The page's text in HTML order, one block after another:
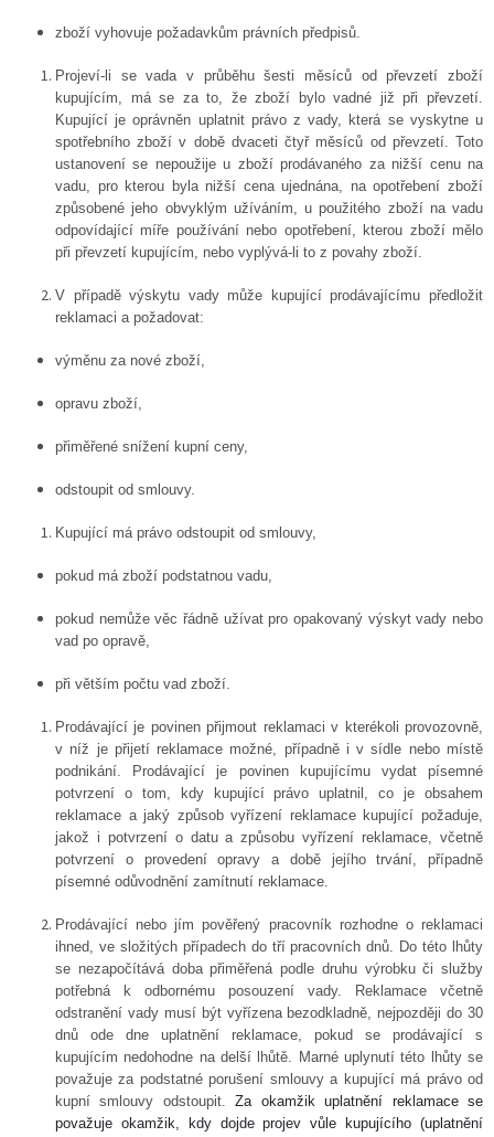
zboží vyhovuje požadavkům právních předpisů.
Projeví-li se vada v průběhu šesti měsíců od převzetí zboží
kupujícím, má se za to, že zboží bylo vadné již při převzetí.
Kupující je oprávněn uplatnit právo z vady, která se vyskytne u
spotřebního zboží v době dvaceti čtyř měsíců od převzetí. Toto
ustanovení se nepoužije u zboží prodávaného za nižší cenu na
vadu, pro kterou byla nižší cena ujednána, na opotřebení zboží
způsobené jeho obvyklým užíváním, u použitého zboží na vadu
odpovídající míře používání nebo opotřebení, kterou zboží mělo
při převzetí kupujícím, nebo vyplývá-li to z povahy zboží.
V případě výskytu vady může kupující prodávajícímu předložit
reklamaci a požadovat:
výměnu za nové zboží,
opravu zboží,
přiměřené snížení kupní ceny,
odstoupit od smlouvy.
Kupující má právo odstoupit od smlouvy,
pokud má zboží podstatnou vadu,
pokud nemůže věc řádně užívat pro opakovaný výskyt vady nebo
vad po opravě,
při větším počtu vad zboží.
Prodávající je povinen přijmout reklamaci v kterékoli provozovně,
v níž je přijetí reklamace možné, případně i v sídle nebo místě
podnikání. Prodávající je povinen kupujícímu vydat písemné
potvrzení o tom, kdy kupující právo uplatnil, co je obsahem
reklamace a jaký způsob vyřízení reklamace kupující požaduje,
jakož i potvrzení o datu a způsobu vyřízení reklamace, včetně
potvrzení o provedení opravy a době jejího trvání, případně
písemné odůvodnění zamítnutí reklamace.
Prodávající nebo jím pověřený pracovník rozhodne o reklamaci
ihned, ve složitých případech do tří pracovních dnů. Do této lhůty
se nezapočítává doba přiměřená podle druhu výrobku či služby
potřebná k odbornému posouzení vady. Reklamace včetně
odstranění vady musí být vyřízena bezodkladně, nejpozději do 30
dnů ode dne uplatnění reklamace, pokud se prodávající s
kupujícím nedohodne na delší lhůtě. Marné uplynutí této lhůty se
považuje za podstatné porušení smlouvy a kupující má právo od
kupní smlouvy odstoupit.Za okamžik uplatnění reklamace se
považuje okamžik, kdy dojde projev vůle kupujícího (uplatnění